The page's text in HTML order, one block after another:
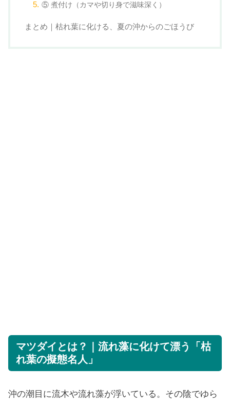
⑤ 煮付け（カマや切り身で滋味深く）
まとめ｜枯れ葉に化ける、夏の沖からのごほうび
マツダイとは？｜流れ藻に化けて漂う「枯
れ葉の擬態名人」
沖の潮目に流木や流れ藻が浮いている。その陰でゆら